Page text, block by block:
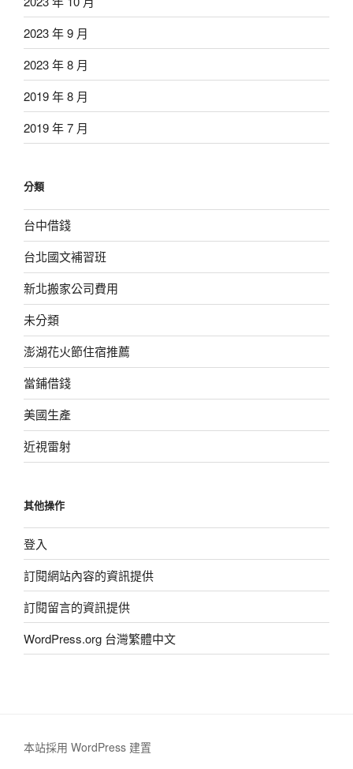
2023 年 9 月
2023 年 8 月
2019 年 8 月
2019 年 7 月
分類
台中借錢
台北國文補習班
新北搬家公司費用
未分類
澎湖花火節住宿推薦
當鋪借錢
美國生產
近視雷射
其他操作
登入
訂閱網站內容的資訊提供
訂閱留言的資訊提供
WordPress.org 台灣繁體中文
本站採用 WordPress 建置